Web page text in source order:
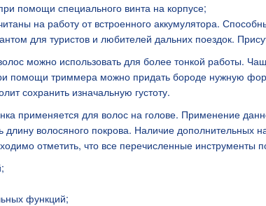
помощи специального винта на корпусе;
на работу от встроенного аккумулятора.
для туристов и любителей дальних поездок.
можно использовать для более тонкой работы.
помощи триммера можно придать бороде нужную
сохранить изначальную густоту.
применяется для волос на голове. Применение
длину волосяного покрова. Наличие дополнительных
отметить, что все перечисленные инструменты
функций;